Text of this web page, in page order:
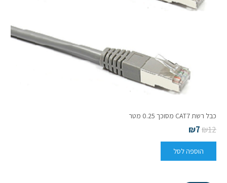
כבל רשת CAT7 מסוכך 0.25 מטר
₪12
₪7
הוספה לסל